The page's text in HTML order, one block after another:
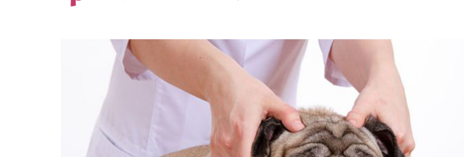
01.01.2025
Köpeklerle İlgili Ünlü Sözler ve
03.04.2024
İzmir’deki Hayvan Barınakları
22.05.2020
01.01.2025
Köpeklerle İlgili
Atasözleri
03.04.2024
İzmir’deki Hayvan
22.05.2020